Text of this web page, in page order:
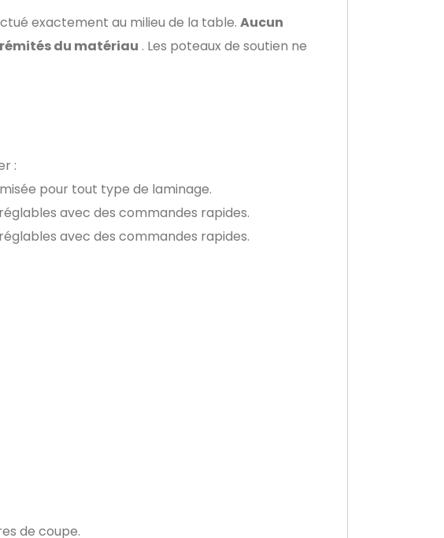
exactement au milieu de la table. Aucun
du matériau . Les poteaux de soutien ne
:
pour tout type de laminage.
avec des commandes rapides.
avec des commandes rapides.
de coupe.